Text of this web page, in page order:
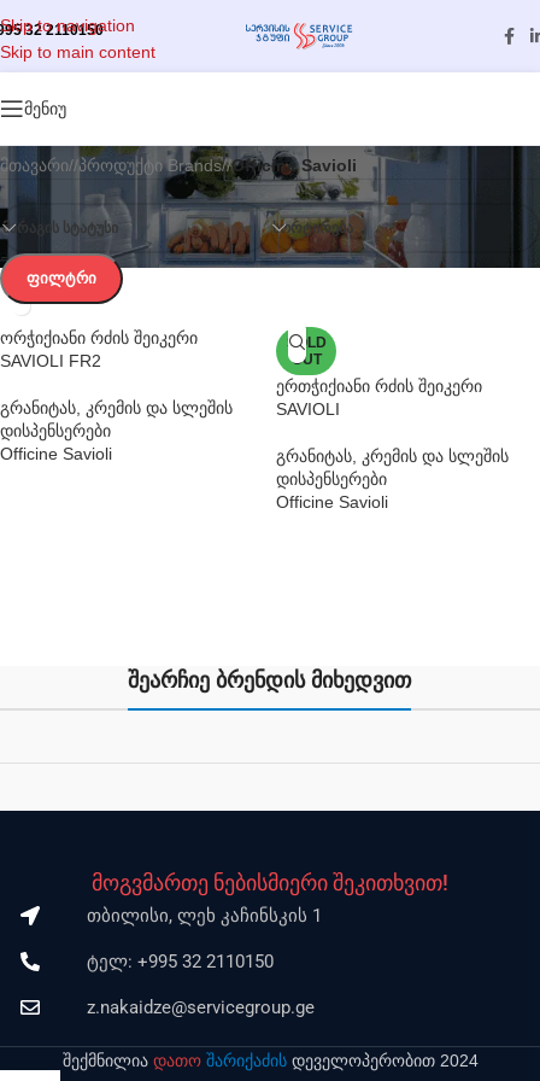
Skip to navigation
Skip to main content
32 2110150
მენიუ
მთავარი/ პროდუქტი Brands/ Officine Savioli
ᲛᲐᲠᲐᲒᲘᲡ ᲡᲢᲐᲢᲣᲡᲘ ᲡᲝᲠᲢᲘᲠᲔᲑᲐ
ᲤᲘᲚᲢᲠᲘ
ორჭიქიანი რძის შეიკერი
SAVIOLI FR2
გრანიტას, კრემის და სლეშის
დისპენსერები
Officine Savioli
SOLD
OUT
ერთჭიქიანი რძის შეიკერი
SAVIOLI
გრანიტას, კრემის და სლეშის
დისპენსერები
Officine Savioli
შეარჩიე ბრენდის მიხედვით
მოგვმართე ნებისმიერი შეკითხვით!
თბილისი, ლეხ კაჩინსკის 1
ტელ: +995 32 2110150
z.nakaidze@servicegroup.ge
შექმნილია დათოშარიქაძისდეველოპერობით 2024